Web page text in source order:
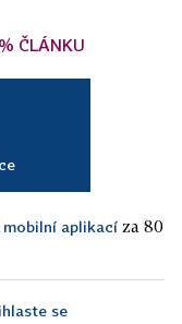
ČLÁNKU
mobilní aplikací za 80
se